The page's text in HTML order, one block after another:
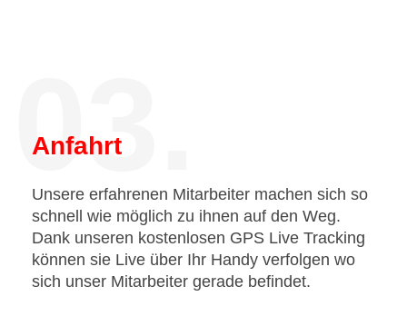
03.
Anfahrt
Unsere erfahrenen Mitarbeiter machen sich so
schnell wie möglich zu ihnen auf den Weg.
Dank unseren kostenlosen GPS Live Tracking
können sie Live über Ihr Handy verfolgen wo
sich unser Mitarbeiter gerade befindet.